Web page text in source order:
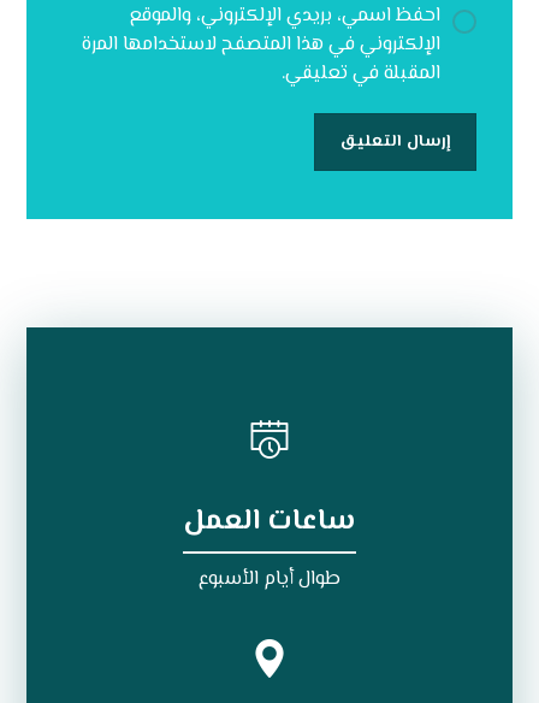
احفظ اسمي، بريدي الإلكتروني، والموقع
الإلكتروني في هذا المتصفح لاستخدامها المرة
المقبلة في تعليقي.
ساعات العمل
طوال أيام الأسبوع